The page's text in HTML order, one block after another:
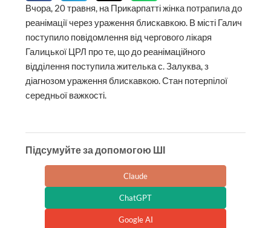
Вчора, 20 травня, на Прикарпатті жінка потрапила до
реанімації через ураження блискавкою. В місті Галич
поступило повідомлення від чергового лікаря
Галицької ЦРЛ про те, що до реанімаційного
відділення поступила жителька с. Залуква, з
діагнозом ураження блискавкою. Стан потерпілої
середньої важкості.
Підсумуйте за допомогою ШІ
Claude
ChatGPT
Google AI